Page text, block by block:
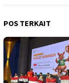
POS TERKAIT